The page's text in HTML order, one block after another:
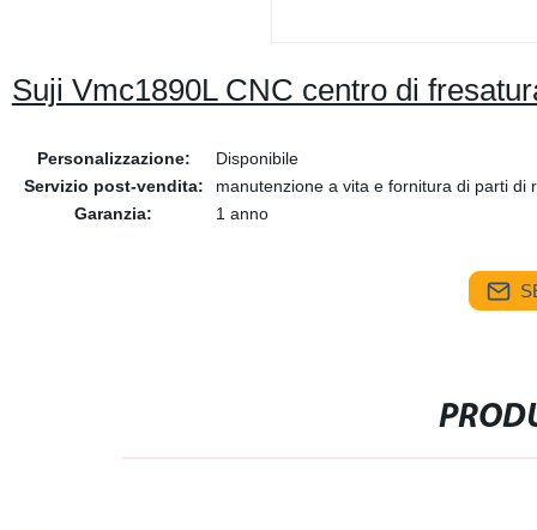
Suji Vmc1890L CNC centro di
Personalizzazione:
Disponibile
Servizio post-vendita:
manutenzione a vita e fornitura di parti di
Garanzia:
1 anno